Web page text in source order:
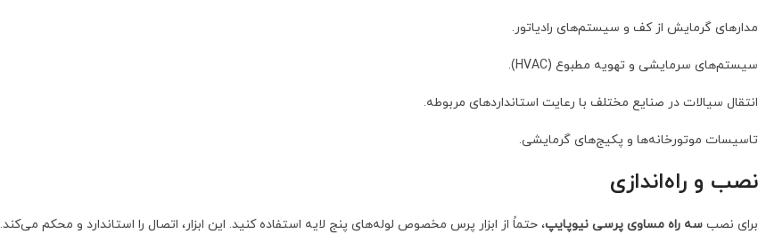
مدارهای گرمایش از کف و سیستم‌های رادیاتور.
سیستم‌های سرمایشی و تهویه مطبوع (HVAC).
انتقال سیالات در صنایع مختلف با رعایت استانداردهای مربوطه.
تاسیسات موتورخانه‌ها و پکیج‌های گرمایشی.
نصب و راه‌اندازی
برای نصب سه راه مساوی پرسی نیوپایپ، حتماً از ابزار پرس مخصوص لوله‌های پنج لایه استفاده کنید. این ابزار، اتصال را استاندارد و محکم می‌کند.